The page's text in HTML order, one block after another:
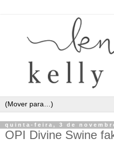
quinta-feira, 3 de
OPI Divine Swine